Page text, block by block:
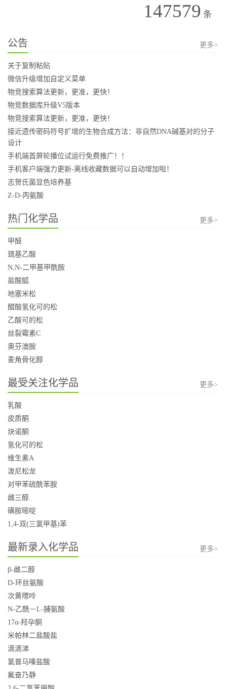
147579 条
公告 更多>
关于复制粘贴
微信升级增加自定义菜单
物竞搜索算法更新，更准，更快！
物竞数据库升级V5版本
物竞搜索算法更新，更准，更快！
接近遗传密码符号扩增的生物合成方法：非自然DNA碱基对的分子
设计
手机端首屏轮播位试运行免费推广！！
手机客户端强力更新-离线收藏数据可以自动增加啦！
志贺氏菌显色培养基
Z-D-丙氨酸
热门化学品 更多>
甲醛
巯基乙酸
N,N-二甲基甲酰胺
盐酸胍
地塞米松
醋酸氢化可的松
乙酸可的松
丝裂霉素C
奥芬澳胺
麦角骨化醇
最受关注化学品 更多>
乳酸
皮质酮
炔诺酮
氢化可的松
维生素A
泼尼松龙
对甲苯硫酰苯胺
雌三醇
磺胺嘧啶
1,4-双(三氯甲基)苯
最新录入化学品 更多>
β-雌二醇
D-环丝氨酸
次黄嘌呤
N-乙酰－L-脯氨酸
17α-羟孕酮
米帕林二盐酸盐
滴滴涕
氯普马嗪盐酸
氟奋乃静